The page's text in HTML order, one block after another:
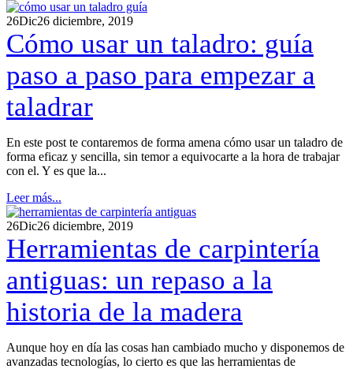
26Dic26 diciembre, 2019
Cómo usar un taladro: guía
paso a paso para empezar a
taladrar
En este post te contaremos de forma amena cómo usar un taladro de
forma eficaz y sencilla, sin temor a equivocarte a la hora de trabajar
con el. Y es que la...
Leer más...
26Dic26 diciembre, 2019
Herramientas de carpintería
antiguas: un repaso a la
historia de la madera
Aunque hoy en día las cosas han cambiado mucho y disponemos de
avanzadas tecnologías, lo cierto es que las herramientas de